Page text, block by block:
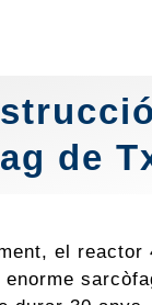
de
el reactor